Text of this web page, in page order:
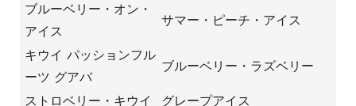
ブルーベリー・オン・
アイス
サマー・ピーチ・アイス
キウイ パッションフル
ーツ グアバ
ブルーベリー・ラズベリー
ストロベリー・キウイ
グレープアイス